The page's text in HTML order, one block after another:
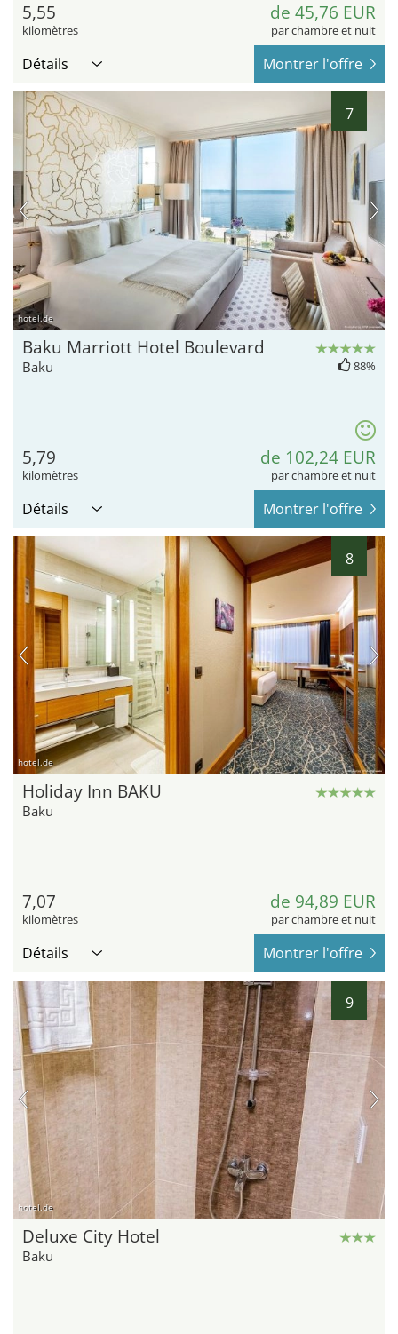
5,55
kilomètres
de 45,76 EUR
par chambre et nuit
Détails Montrer l'offre
7
hotel.de
Baku Marriott Hotel Boulevard
Baku 88%
5,79
kilomètres
de 102,24 EUR
par chambre et nuit
Détails Montrer l'offre
8
hotel.de
Holiday Inn BAKU
Baku
7,07
kilomètres
de 94,89 EUR
par chambre et nuit
Détails Montrer l'offre
9
hotel.de
Deluxe City Hotel
Baku